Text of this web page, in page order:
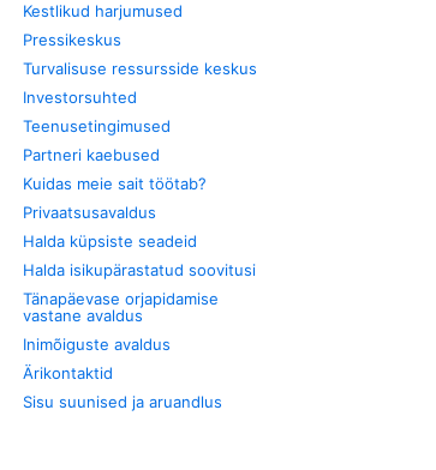
Kestlikud harjumused
Pressikeskus
Turvalisuse ressursside keskus
Investorsuhted
Teenusetingimused
Partneri kaebused
Kuidas meie sait töötab?
Privaatsusavaldus
Halda küpsiste seadeid
Halda isikupärastatud soovitusi
Tänapäevase orjapidamise
vastane avaldus
Inimõiguste avaldus
Ärikontaktid
Sisu suunised ja aruandlus